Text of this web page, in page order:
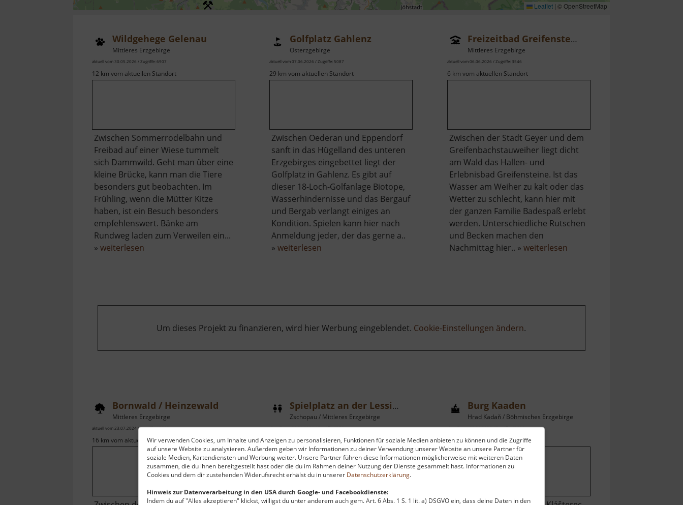
Wir verwenden Cookies, um Inhalte und Anzeigen zu personalisieren, Funktionen für soziale Medien anbieten zu können und die Zugriffe
auf unsere Website zu analysieren. Außerdem geben wir Informationen zu deiner Verwendung unserer Website an unsere Partner für
soziale Medien, Kartendiensten und Werbung weiter. Unsere Partner führen diese Informationen möglicherweise mit weiteren Daten
zusammen, die du ihnen bereitgestellt hast oder die du im Rahmen deiner Nutzung der Dienste gesammelt hast. Informationen zu
Cookies und dem dir zustehenden Widerufsrecht erhälst du in unserer Datenschutzerklärung.
Hinweis zur Datenverarbeitung in den USA durch Google- und Facebookdienste:
Indem du auf "Alles akzeptieren" klickst, willigst du unter anderem auch gem. Art. 6 Abs. 1 S. 1 lit. a) DSGVO ein, dass deine Daten in den
Leaflet | © OpenStreetMap
Wildgehege Gelenau
Mittleres Erzgebirge
aktuell vom 30.05.2026 / Zugriffe: 6907
12 km vom aktuellen Standort
Zwischen Sommerrodelbahn und
Freibad auf einer Wiese tummelt
sich Dammwild. Geht man über eine
kleine Brücke, kann man die Tiere
besonders gut beobachten. Im
Frühling, wenn die Mütter Kitze
haben, ist ein Besuch besonders
empfehlenswert. Bänke am
Rundweg laden zum Verweilen ein...
» weiterlesen
Golfplatz Gahlenz
Osterzgebirge
aktuell vom 07.06.2026 / Zugriffe: 5087
29 km vom aktuellen Standort
Zwischen Oederan und Eppendorf
sanft in das Hügelland des unteren
Erzgebirges eingebettet liegt der
Golfplatz in Gahlenz. Es gibt auf
dieser 18-Loch-Golfanlage Biotope,
Wasserhindernisse und das Bergauf
und Bergab verlangt einiges an
Kondition. Spielen kann hier nach
Anmeldung jeder, der das gerne a..
»weiterlesen
Freizeitbad Greifensteine
Mittleres Erzgebirge
aktuell vom 06.06.2026 / Zugriffe: 3546
6 km vom aktuellen Standort
Zwischen der Stadt Geyer und dem
Greifenbachstauweiher liegt dicht
am Wald das Hallen- und
Erlebnisbad Greifensteine. Ist das
Wasser am Weiher zu kalt oder das
Wetter zu schlecht, kann hier mit
der ganzen Familie Badespaß erlebt
werden. Unterschiedliche Rutschen
und Becken machen den
Nachmittag hier.. » weiterlesenüber
Um dieses Projekt zu finanzieren, wird hier Werbung eingeblendet. Cookie-Einstellungen ändern.
Bornwald / Heinzewald
Mittleres Erzgebirge
aktuell vom 23.07.2024 / Zugriffe: 18829
16 km vom aktuellen Standort
Spielplatz an der Lessingstraße
Zschopau / Mittleres Erzgebirge
aktuell vom 26.04.2026 / Zugriffe: 8378
16 km vom aktuellen Standort
Burg Kaaden
Hrad Kadaň / Böhmisches Erzgebirge
aktuell vom 07.06.2026 / Zugriffe: 47614
33 km vom aktuellen Standort